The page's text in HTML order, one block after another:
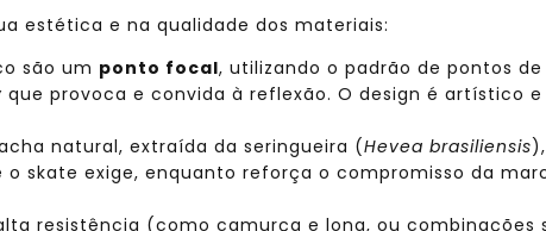
estética e na qualidade dos materiais:
são um ponto focal, utilizando o padrão de pontos
que provoca e convida à reflexão. O design é artístico
natural, extraída da seringueira (Hevea brasiliensis
o skate exige, enquanto reforça o compromisso da
resistência (como camurça e lona, ou combinações